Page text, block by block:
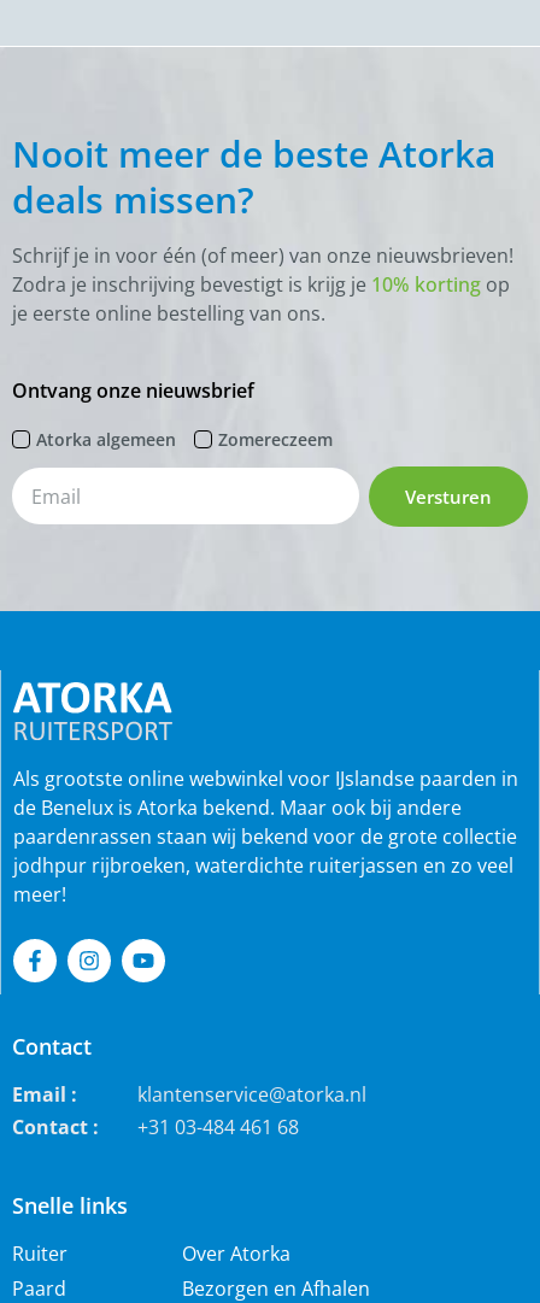
Nooit meer de beste Atorka
deals missen?
Schrijf je in voor één (of meer) van onze nieuwsbrieven!
Zodra je inschrijving bevestigt is krijg je 10% korting op
je eerste online bestelling van ons.
Ontvang onze nieuwsbrief
Atorka algemeen Zomereczeem
Versturen
Snelle links
Ruiter
Paard
Over Atorka
Bezorgen en Afhalen
Als grootste online webwinkel voor IJslandse paarden in
de Benelux is Atorka bekend. Maar ook bij andere
paardenrassen staan wij bekend voor de grote collectie
jodhpur rijbroeken, waterdichte ruiterjassen en zo veel
meer!
Contact
Email :
klantenservice@atorka.nl
Contact :
+31 03-484 461 68